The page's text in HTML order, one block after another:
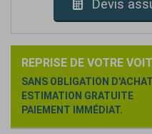
Devis
REPRISE DE VOTRE
SANS OBLIGATION D'ACHAT
ESTIMATION GRATUITE
PAIEMENT IMMÉDIAT.